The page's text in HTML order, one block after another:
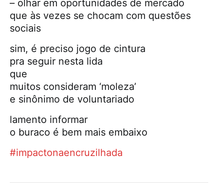
– olhar em oportunidades de mercado
que às vezes se chocam com questões
sociais
sim, é preciso jogo de cintura
pra seguir nesta lida
que
muitos consideram ‘moleza’
e sinônimo de voluntariado
lamento informar
o buraco é bem mais embaixo
#impactonaencruzilhada